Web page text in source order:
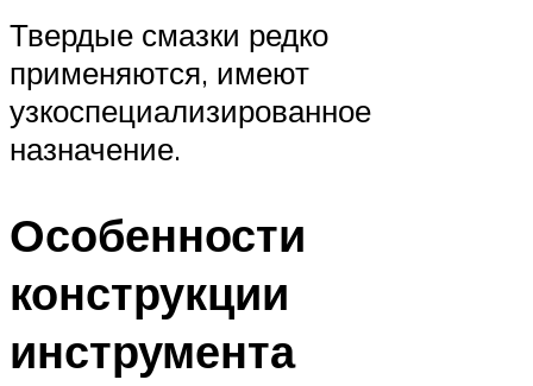
Твердые смазки редко
применяются, имеют
узкоспециализированное
назначение.
Особенности
конструкции
инструмента